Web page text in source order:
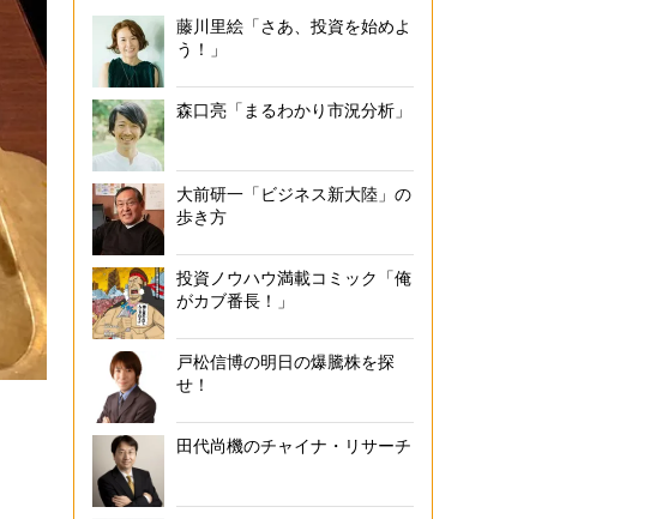
藤川里絵「さあ、投資を始めよ
う！」
森口亮「まるわかり市況分析」
大前研一「ビジネス新大陸」の
歩き方
投資ノウハウ満載コミック「俺
がカブ番長！」
戸松信博の明日の爆騰株を探
せ！
田代尚機のチャイナ・リサーチ